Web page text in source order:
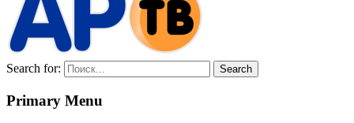
Search for:
Primary Menu